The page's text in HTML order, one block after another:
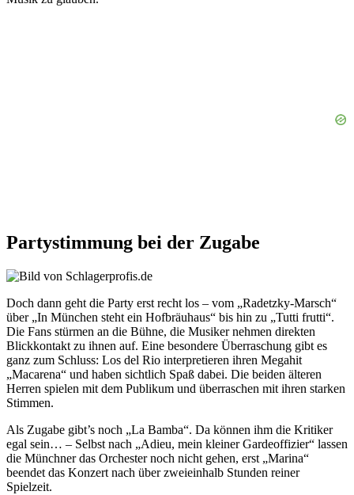
Partystimmung bei der Zugabe
Doch dann geht die Party erst recht los – vom „Radetzky-Marsch“
über „In München steht ein Hofbräuhaus“ bis hin zu „Tutti frutti“.
Die Fans stürmen an die Bühne, die Musiker nehmen direkten
Blickkontakt zu ihnen auf. Eine besondere Überraschung gibt es
ganz zum Schluss: Los del Rio interpretieren ihren Megahit
„Macarena“ und haben sichtlich Spaß dabei. Die beiden älteren
Herren spielen mit dem Publikum und überraschen mit ihren starken
Stimmen.
Als Zugabe gibt’s noch „La Bamba“. Da können ihm die Kritiker
egal sein… – Selbst nach „Adieu, mein kleiner Gardeoffizier“ lassen
die Münchner das Orchester noch nicht gehen, erst „Marina“
beendet das Konzert nach über zweieinhalb Stunden reiner
Spielzeit.